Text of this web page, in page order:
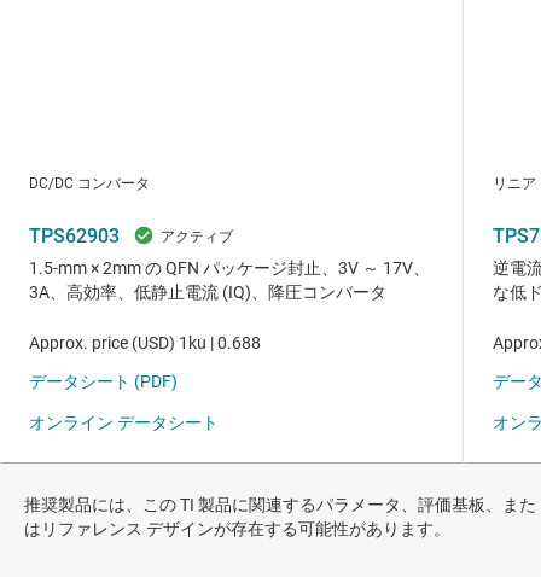
推奨製品には、この TI 製品に関連するパラメータ、評価基板、また
はリファレンス デザインが存在する可能性があります。